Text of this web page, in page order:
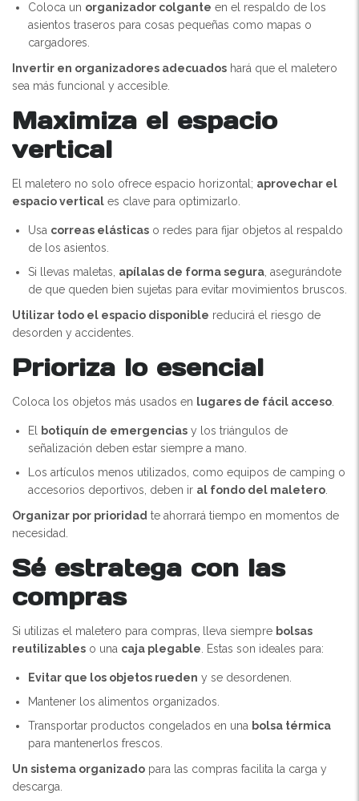
Coloca un organizador colgante en el respaldo de los
asientos traseros para cosas pequeñas como mapas o
cargadores.
Invertir en organizadores adecuados hará que el maletero
sea más funcional y accesible.
Maximiza el espacio
vertical
El maletero no solo ofrece espacio horizontal; aprovechar el
espacio vertical es clave para optimizarlo.
Usa correas elásticas o redes para fijar objetos al respaldo
de los asientos.
Si llevas maletas, apílalas de forma segura , asegurándote
de que queden bien sujetas para evitar movimientos bruscos.
Utilizar todo el espacio disponible reducirá el riesgo de
desorden y accidentes.
Prioriza lo esencial
Coloca los objetos más usados en lugares de fácil acceso
El botiquín de emergencias y los triángulos de
señalización deben estar siempre a mano.
Los artículos menos utilizados, como equipos de camping o
accesorios deportivos, deben ir al fondo del maletero
Organizar por prioridad te ahorrará tiempo en momentos de
necesidad.
Sé estratega con las
compras
Si utilizas el maletero para compras, lleva siempre bolsas
reutilizables o una caja plegable . Estas son ideales para:
Evitar que los objetos rueden y se desordenen.
Mantener los alimentos organizados.
Transportar productos congelados en una bolsa térmica
para mantenerlos frescos.
Un sistema organizado para las compras facilita la carga y
descarga.